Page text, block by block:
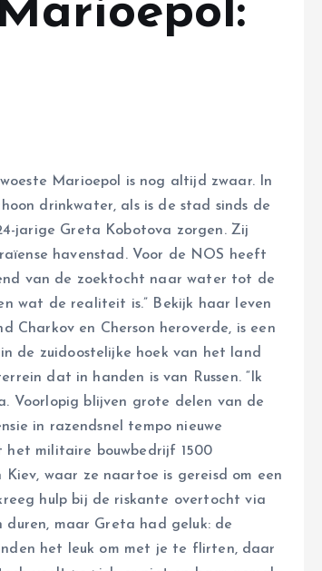
Marioepol is nog altijd zwaar. In
drinkwater, als is de stad sinds de
jarige Greta Kobotova zorgen. Zij
havenstad. Voor de NOS heeft
van de zoektocht naar water tot de
wat de realiteit is.” Bekijk haar leven
Charkov en Cherson heroverde, is een
de zuidoostelijke hoek van het land
dat in handen is van Russen. “Ik
Voorlopig blijven grote delen van de
in razendsnel tempo nieuwe
het militaire bouwbedrijf 1500
Kiev, waar ze naartoe is gereisd om een
hulp bij de riskante overtocht via
maar Greta had geluk: de
het leuk om met je te flirten, daar